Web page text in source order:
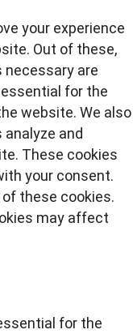
your experience
Out of these,
necessary are
for the
website. We also
and
These cookies
your consent.
these cookies.
may affect
for the